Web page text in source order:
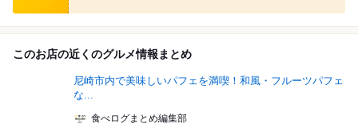
このお店の近くのグルメ情報まとめ
尼崎市内で美味しいパフェを満喫！和風・フルーツパフェ
な...
食べログまとめ編集部